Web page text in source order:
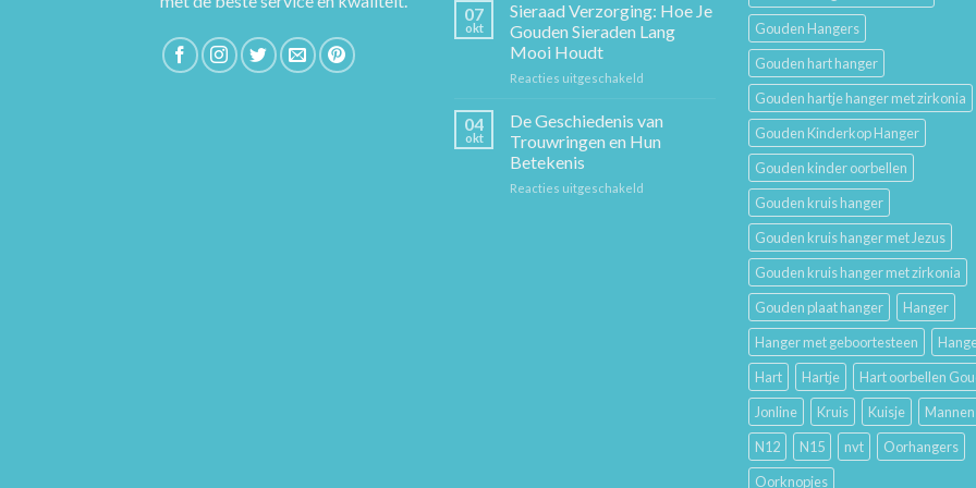
Mode
Cadeaugids:
De
Beste
07
okt
Sieraad Verzorging: Hoe Je
Gouden Sieraden Lang
Mooi Houdt
Reacties uitgeschakeld
Je
04
okt
De Geschiedenis van
Trouwringen en Hun
Betekenis
Reacties uitgeschakeld
Gouden Hangers
Gouden hart hanger
Gouden hartje hanger met zirkonia
Gouden Kinderkop Hanger
Gouden kinder oorbellen
Gouden kruis hanger
Gouden kruis hanger met Jezus
Gouden kruis hanger met zirkonia
Gouden plaat hanger
Hanger
Hanger met geboortesteen
Hart
Hartje
Hart oorbellen
Jonline
Kruis Kuisje
Mannen
N12
N15 nvt
Oorhangers
Oorknopjes